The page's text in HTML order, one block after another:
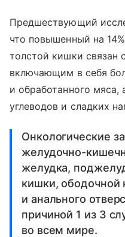
Предшествующий
что повышенный на
толстой кишки связан
включающим в себя
и обработанного мяса,
углеводов и сладких
Онкологические
желудочно-
желудка,
кишки,
и анального
причиной 1 из 3
во всем мире.